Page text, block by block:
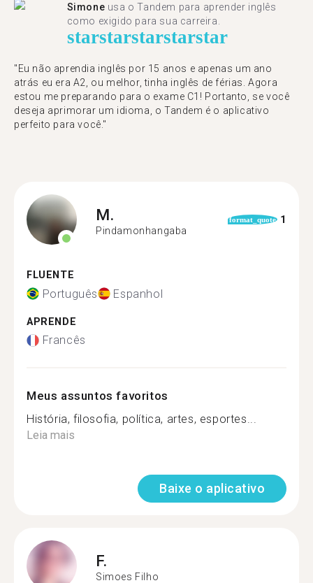
Simone usa o Tandem para aprender inglês
como exigido para sua carreira.
starstarstarstarstar
"Eu não aprendia inglês por 15 anos e apenas um ano
atrás eu era A2, ou melhor, tinha inglês de férias. Agora
estou me preparando para o exame C1! Portanto, se você
deseja aprimorar um idioma, o Tandem é o aplicativo
perfeito para você."
M.
Pindamonhangaba
format_quote 1
FLUENTE
Português Espanhol
APRENDE
Francês
Meus assuntos favoritos
História, filosofia, política, artes, esportes...
Leia mais
Baixe o aplicativo
F.
Simoes Filho